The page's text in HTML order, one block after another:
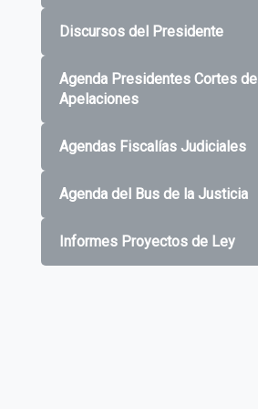
Discursos del Presidente
Agenda Presidentes Cortes de
Apelaciones
Agendas Fiscalías Judiciales
Agenda del Bus de la Justicia
Informes Proyectos de Ley